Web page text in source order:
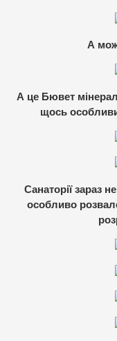
А
А це Бювет
щось
Санаторії зараз
особливо